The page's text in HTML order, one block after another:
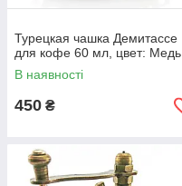
Турецкая чашка Демитассе
для кофе 60 мл, цвет: Медь
В наявності
450 ₴